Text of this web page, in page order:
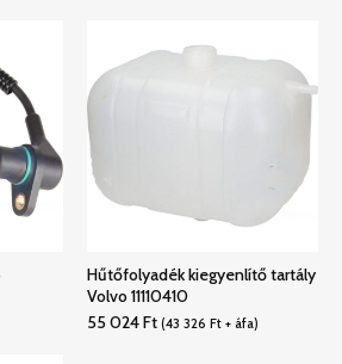
Hűtőfolyadék kiegyenlítő tartály
Volvo 11110410
55 024Ft (43 326 Ft + áfa)